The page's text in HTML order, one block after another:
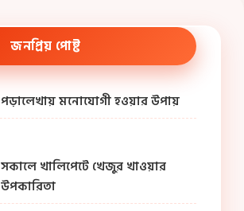
জনপ্রিয় পোষ্ট
পড়ালেখায় মনোযোগী হওয়ার উপায়
সকালে খালিপেটে খেজুর খাওয়ার
উপকারিতা